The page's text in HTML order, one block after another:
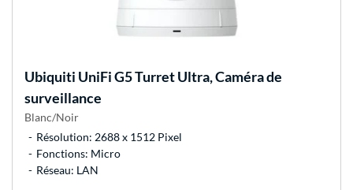
Ubiquiti UniFi G5 Turret Ultra, Caméra de
surveillance
Blanc/Noir
Résolution: 2688 x 1512 Pixel
Fonctions: Micro
Réseau: LAN